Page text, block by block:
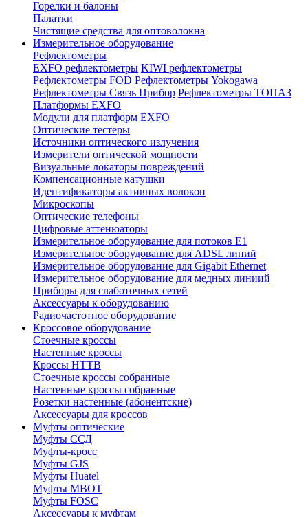
Горелки и балоны
Палатки
Чистящие средства для оптоволокна
Измерительное оборудование
Рефлектометры
EXFO рефлектометры KIWI рефлектометры
Рефлектометры FOD Рефлектометры Yokogawa
Рефлектометры Связь Прибор Рефлектометры ТОПАЗ
Платформы EXFO
Модули для платформ EXFO
Оптические тестеры
Источники оптического излучения
Измерители оптической мощности
Визуальные локаторы повреждений
Компенсационные катушки
Идентификаторы активных волокон
Микроскопы
Оптические телефоны
Цифровые аттенюаторы
Измерительное оборудование для потоков Е1
Измерительное оборудование для ADSL линий
Измерительное оборудование для Gigabit Ethernet
Измерительное оборудование для медных линиий
Приборы для слаботочных сетей
Аксессуары к оборудованию
Радиочастотное оборудование
Кроссовое оборудование
Стоечные кроссы
Настенные кроссы
Кроссы HTTB
Стоечные кроссы собранные
Настенные кроссы собранные
Розетки настенные (абонентские)
Аксессуары для кроссов
Муфты оптические
Муфты ССД
Муфты-кросс
Муфты GJS
Муфты Huatel
Муфты МВОТ
Муфты FOSC
Аксессуары к муфтам